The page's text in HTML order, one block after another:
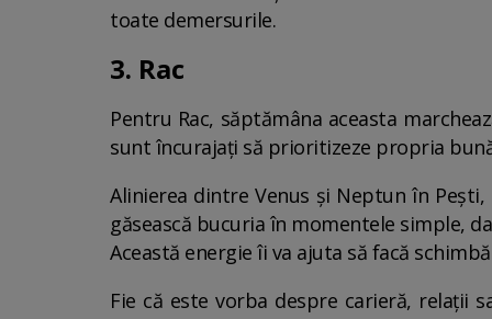
toate demersurile.
3. Rac
Pentru Rac, săptămâna aceasta
sunt încurajați să prioritizeze propria
Alinierea dintre Venus și Neptun în
găsească bucuria în momentele simple,
Această energie îi va ajuta să facă
Fie că este vorba despre carieră, relații